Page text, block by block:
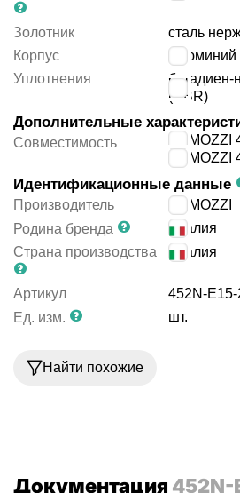
Золотник
сталь
Корпус
алюминий
Уплотнения
бутадиен-
(NBR)
Дополнительные
Совместимость
CAMOZZI
CAMOZZI
Идентификационные данные
Производитель
CAMOZZI
Родина бренда
Италия
Страна производства
Италия
Артикул
452N-E15-
Ед. изм.
шт.
Найти похожие
Документация 452N-